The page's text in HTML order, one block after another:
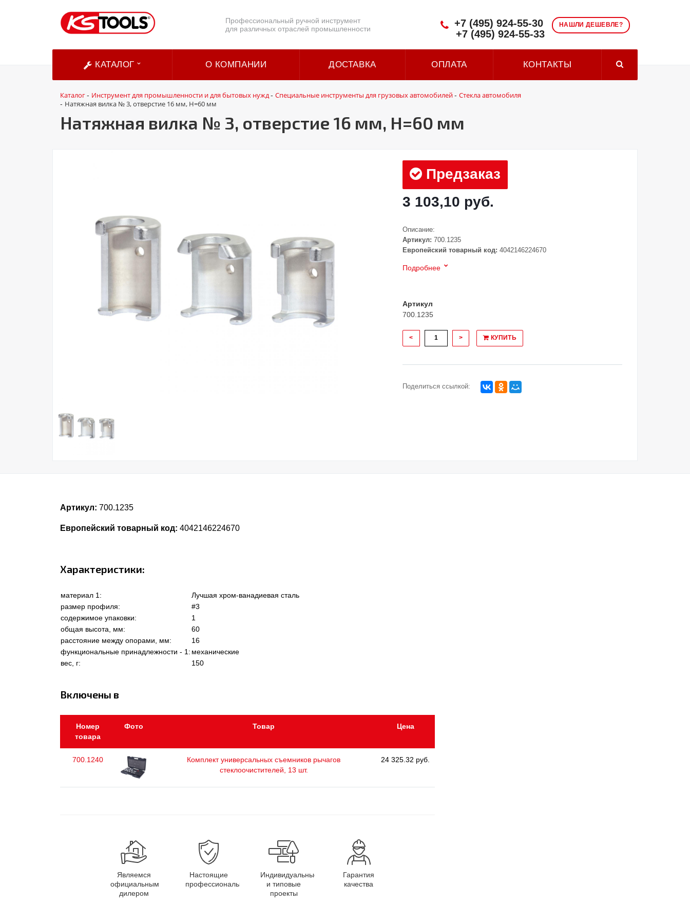
Профессиональный ручной инструмент
для различных отраслей промышленности
НАШЛИ ДЕШЕВЛЕ?
+7 (495) 924-55-30
+7 (495) 924-55-33
КАТАЛОГ О КОМПАНИИ ДОСТАВКА ОПЛАТА КОНТАКТЫ
Каталог- Инструмент для промышленности и для бытовых нужд- Специальные инструменты для грузовых автомобилей- Стекла автомобиля
- Натяжная вилка № 3, отверстие 16 мм, H=60 мм
Натяжная вилка № 3, отверстие 16 мм, H=60 мм
Предзаказ
3 103,10 руб.
Описание:
Артикул: 700.1235
Европейский товарный код: 4042146224670
Подробнее
Артикул
700.1235
< > КУПИТЬ
Поделиться ссылкой:
Артикул: 700.1235
Европейский товарный код: 4042146224670
Характеристики:
материал 1:
Лучшая хром-ванадиевая сталь
размер профиля:
#3
содержимое упаковки:
1
общая высота, мм:
60
расстояние между опорами, мм:
16
функциональные принадлежности - 1: механические
вес, г:
150
Включены в
Номер
товара
Фото Товар Цена
700.1240
Комплект универсальных съемников рычагов
стеклоочистителей, 13 шт.
24 325.32 руб.
Являемся
официальным
дилером
Настоящие
профессионалы
Индивидуальные
и типовые
проекты
Гарантия
качества